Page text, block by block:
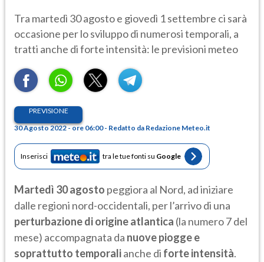
Tra martedì 30 agosto e giovedì 1 settembre ci sarà
occasione per lo sviluppo di numerosi temporali, a
tratti anche di forte intensità: le previsioni meteo
PREVISIONE
30 Agosto 2022 - ore 06:00 - Redatto da Redazione Meteo.it
Inserisci tra le tue fonti su Google
Martedì 30 agosto peggiora al Nord, ad iniziare
dalle regioni nord-occidentali, per l’arrivo di una
perturbazione di origine atlantica (la numero 7 del
mese) accompagnata da nuove piogge e
soprattutto temporalianche di forte intensità.